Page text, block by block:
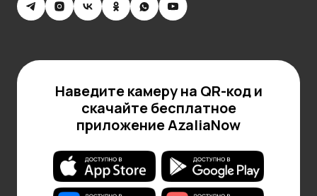
Наведите камеру на QR-код и
скачайте бесплатное
приложение AzaliaNow